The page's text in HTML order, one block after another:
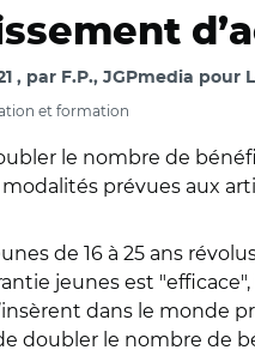
par F.P., JGPmedia pour
et formation
le nombre de
prévues aux
de 16 à 25 ans
jeunes est
dans le monde
doubler le nombre de